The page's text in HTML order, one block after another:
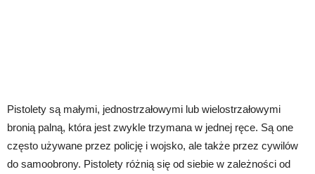
Pistolety są małymi, jednostrzałowymi lub wielostrzałowymi
bronią palną, która jest zwykle trzymana w jednej ręce. Są one
często używane przez policję i wojsko, ale także przez cywilów
do samoobrony. Pistolety różnią się od siebie w zależności od